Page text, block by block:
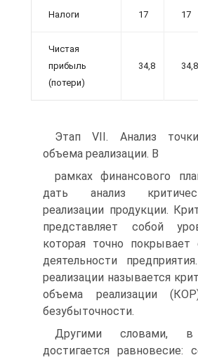
Налоги 17 17
Чистая
прибыль
(потери)
34,8 34,8
Этап VII. Анализ точки
объема реализации. В
рамках финансового
дать анализ
реализации продукции.
представляет собой
которая точно покрывает
деятельности
реализации называется
объема реализации
безубыточности.
Другими словами,
достигается равновесие: